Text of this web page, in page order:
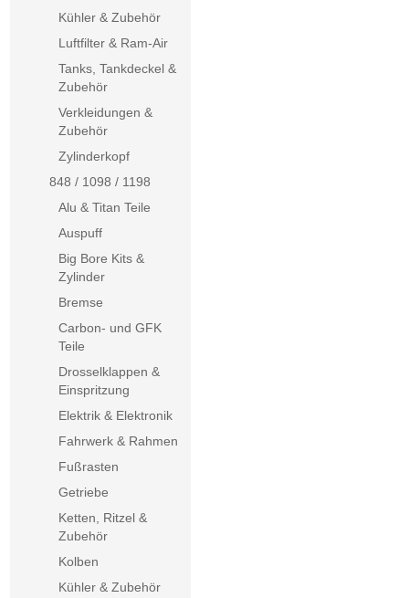
Kühler & Zubehör
Luftfilter & Ram-Air
Tanks, Tankdeckel &
Zubehör
Verkleidungen &
Zubehör
Zylinderkopf
848 / 1098 / 1198
Alu & Titan Teile
Auspuff
Big Bore Kits &
Zylinder
Bremse
Carbon- und GFK
Teile
Drosselklappen &
Einspritzung
Elektrik & Elektronik
Fahrwerk & Rahmen
Fußrasten
Getriebe
Ketten, Ritzel &
Zubehör
Kolben
Kühler & Zubehör